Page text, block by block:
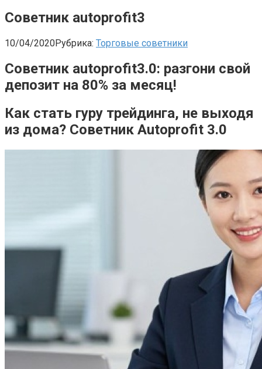
Советник autoprofit3
10/04/2020Рубрика: Торговые советники
Советник autoprofit3.0: разгони свой
депозит на 80% за месяц!
Как стать гуру трейдинга, не выходя
из дома? Советник Autoprofit 3.0